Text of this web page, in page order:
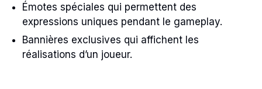
Émotes spéciales qui permettent des
expressions uniques pendant le gameplay.
Bannières exclusives qui affichent les
réalisations d’un joueur.